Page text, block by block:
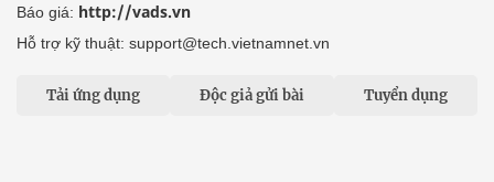
Báo giá: http://vads.vn
Hỗ trợ kỹ thuật: support@tech.vietnamnet.vn
Tải ứng dụng Độc giả gửi bài Tuyển dụng